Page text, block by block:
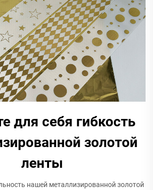
для себя гибкость
золотой
ленты
нашей металлизированной золотой